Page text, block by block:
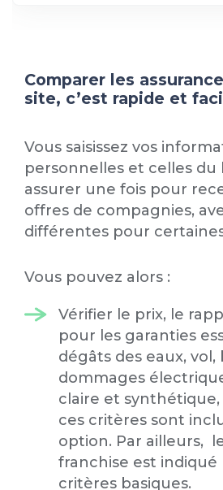
Comparer les
site, c’est rapide et
Vous saisissez vos
personnelles et celles du
assurer une fois pour
offres de compagnies,
différentes pour
Vous pouvez alors :
Vérifier le prix, le
pour les garanties
dégâts des eaux,
dommages
claire et synthétique,
ces critères sont
option. Par ailleurs,
franchise est indiqué
critères basiques.